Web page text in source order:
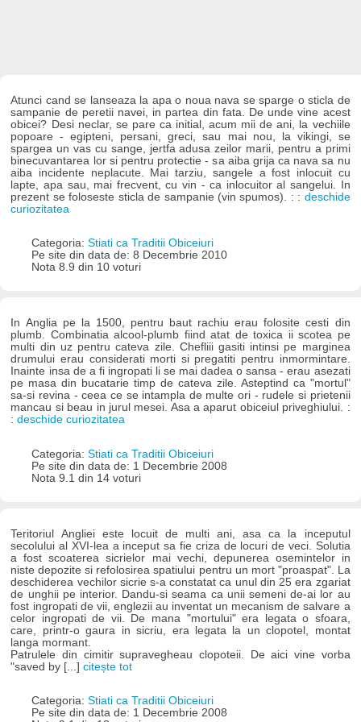
Atunci cand se lanseaza la apa o noua nava se sparge o sticla de
sampanie de peretii navei, in partea din fata. De unde vine acest
obicei? Desi neclar, se pare ca initial, acum mii de ani, la vechiile
popoare - egipteni, persani, greci, sau mai nou, la vikingi, se
spargea un vas cu sange, jertfa adusa zeilor marii, pentru a primi
binecuvantarea lor si pentru protectie - sa aiba grija ca nava sa nu
aiba incidente neplacute. Mai tarziu, sangele a fost inlocuit cu
lapte, apa sau, mai frecvent, cu vin - ca inlocuitor al sangelui. In
prezent se foloseste sticla de sampanie (vin spumos). : : deschide
curiozitatea
Categoria: Stiati ca Traditii Obiceiuri
Pe site din data de: 8 Decembrie 2010
Nota 8.9 din 10 voturi
In Anglia pe la 1500, pentru baut rachiu erau folosite cesti din
plumb. Combinatia alcool-plumb fiind atat de toxica ii scotea pe
multi din uz pentru cateva zile. Chefliii gasiti intinsi pe marginea
drumului erau considerati morti si pregatiti pentru inmormintare.
Inainte insa de a fi ingropati li se mai dadea o sansa - erau asezati
pe masa din bucatarie timp de cateva zile. Asteptind ca "mortul"
sa-si revina - ceea ce se intampla de multe ori - rudele si prietenii
mancau si beau in jurul mesei. Asa a aparut obiceiul priveghiului. :
:deschide curiozitatea
Categoria: Stiati ca Traditii Obiceiuri
Pe site din data de: 1 Decembrie 2008
Nota 9.1 din 14 voturi
Teritoriul Angliei este locuit de multi ani, asa ca la inceputul
secolului al XVI-lea a inceput sa fie criza de locuri de veci. Solutia
a fost scoaterea sicrielor mai vechi, depunerea osemintelor in
niste depozite si refolosirea spatiului pentru un mort "proaspat". La
deschiderea vechilor sicrie s-a constatat ca unul din 25 era zgariat
de unghii pe interior. Dandu-si seama ca unii semeni de-ai lor au
fost ingropati de vii, englezii au inventat un mecanism de salvare a
celor ingropati de vii. De mana "mortului" era legata o sfoara,
care, printr-o gaura in sicriu, era legata la un clopotel, montat
langa mormant.
Patrulele din cimitir supravegheau clopoteii. De aici vine vorba
"saved by [...]citește tot
Categoria: Stiati ca Traditii Obiceiuri
Pe site din data de: 1 Decembrie 2008